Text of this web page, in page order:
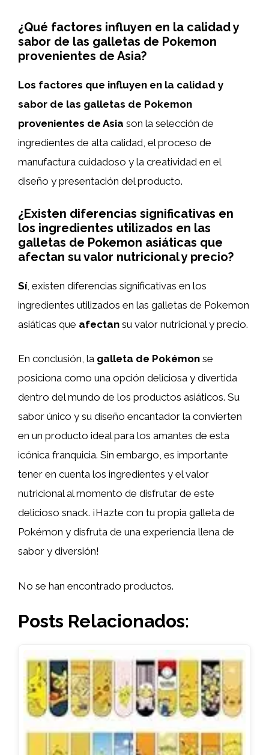
¿Qué factores influyen en la calidad y
sabor de las galletas de Pokemon
provenientes de Asia?
Los factores que influyen en la calidad y
sabor de las galletas de Pokemon
provenientes de Asia son la selección de
ingredientes de alta calidad, el proceso de
manufactura cuidadoso y la creatividad en el
diseño y presentación del producto.
¿Existen diferencias significativas en
los ingredientes utilizados en las
galletas de Pokemon asiáticas que
afectan su valor nutricional y precio?
Sí, existen diferencias significativas en los
ingredientes utilizados en las galletas de Pokemon
asiáticas que afectan su valor nutricional y precio.
En conclusión, la galleta de Pokémon se
posiciona como una opción deliciosa y divertida
dentro del mundo de los productos asiáticos. Su
sabor único y su diseño encantador la convierten
en un producto ideal para los amantes de esta
icónica franquicia. Sin embargo, es importante
tener en cuenta los ingredientes y el valor
nutricional al momento de disfrutar de este
delicioso snack. ¡Hazte con tu propia galleta de
Pokémon y disfruta de una experiencia llena de
sabor y diversión!
No se han encontrado productos.
Posts Relacionados: